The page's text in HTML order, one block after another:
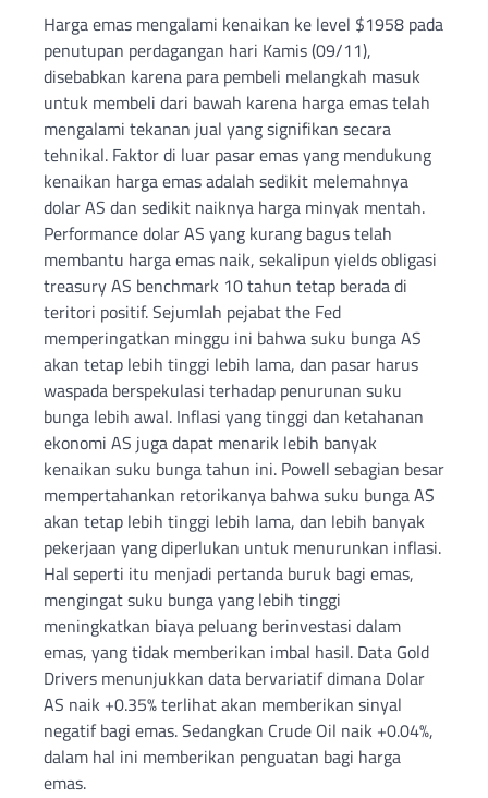
Harga emas mengalami kenaikan ke level $1958 pada
penutupan perdagangan hari Kamis (09/11),
disebabkan karena para pembeli melangkah masuk
untuk membeli dari bawah karena harga emas telah
mengalami tekanan jual yang signifikan secara
tehnikal. Faktor di luar pasar emas yang mendukung
kenaikan harga emas adalah sedikit melemahnya
dolar AS dan sedikit naiknya harga minyak mentah.
Performance dolar AS yang kurang bagus telah
membantu harga emas naik, sekalipun yields obligasi
treasury AS benchmark 10 tahun tetap berada di
teritori positif. Sejumlah pejabat the Fed
memperingatkan minggu ini bahwa suku bunga AS
akan tetap lebih tinggi lebih lama, dan pasar harus
waspada berspekulasi terhadap penurunan suku
bunga lebih awal. Inflasi yang tinggi dan ketahanan
ekonomi AS juga dapat menarik lebih banyak
kenaikan suku bunga tahun ini. Powell sebagian besar
mempertahankan retorikanya bahwa suku bunga AS
akan tetap lebih tinggi lebih lama, dan lebih banyak
pekerjaan yang diperlukan untuk menurunkan inflasi.
Hal seperti itu menjadi pertanda buruk bagi emas,
mengingat suku bunga yang lebih tinggi
meningkatkan biaya peluang berinvestasi dalam
emas, yang tidak memberikan imbal hasil. Data Gold
Drivers menunjukkan data bervariatif dimana Dolar
AS naik +0.35% terlihat akan memberikan sinyal
negatif bagi emas. Sedangkan Crude Oil naik +0.04%,
dalam hal ini memberikan penguatan bagi harga
emas.